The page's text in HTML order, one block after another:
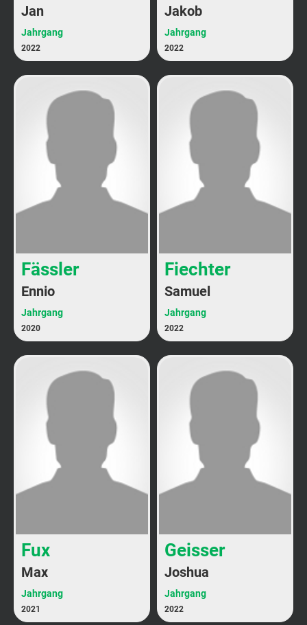
Jan
Jahrgang
2022
Jakob
Jahrgang
2022
Fässler
Ennio
Jahrgang
2020
Fiechter
Samuel
Jahrgang
2022
Fux
Max
Jahrgang
2021
Geisser
Joshua
Jahrgang
2022